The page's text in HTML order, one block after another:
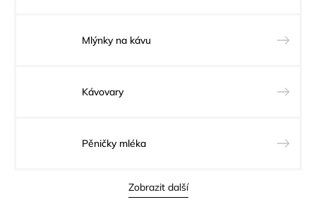
Mlýnky na kávu
Kávovary
Pěničky mléka
Zobrazit další